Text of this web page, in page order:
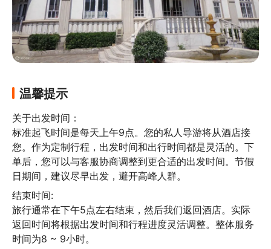
温馨提示
关于出发时间：
标准起飞时间是每天上午9点。您的私人导游将从酒店接
您。作为定制行程，出发时间和出行时间都是灵活的。下
单后，您可以与客服协商调整到更合适的出发时间。节假
日期间，建议尽早出发，避开高峰人群。
结束时间:
旅行通常在下午5点左右结束，然后我们返回酒店。实际
返回时间将根据出发时间和行程进度灵活调整。整体服务
时间为8 ~ 9小时。